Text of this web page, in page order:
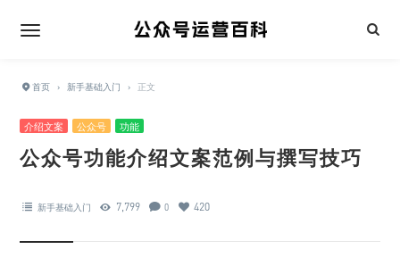
首页 › 新手基础入门 › 正文
介绍文案 公众号 功能
公众号功能介绍文案范例与撰写技巧
新手基础入门 7,799 0 420